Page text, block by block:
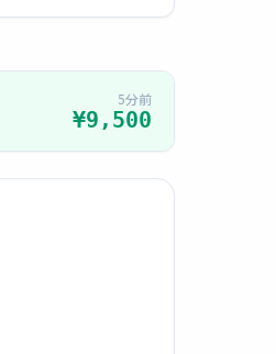
5分前
¥9,500